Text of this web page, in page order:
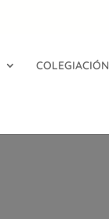
COLEGIACIÓN